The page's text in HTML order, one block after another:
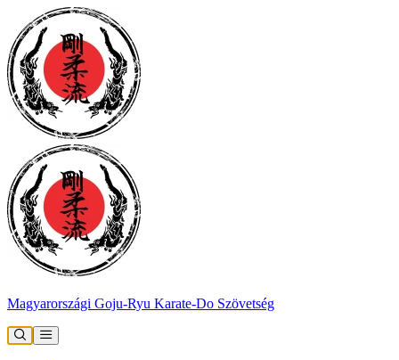
Magyarországi Goju-Ryu Karate-Do Szövetség